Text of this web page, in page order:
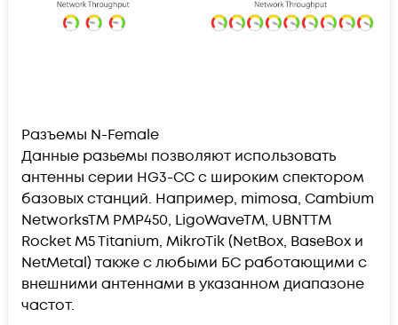
Разъемы N-Female
Данные разьемы позволяют использовать
антенны серии HG3-CC с широким спектором
базовых станций. Например, mimosa, Cambium
NetworksTM PMP450, LigoWaveTM, UBNTTM
Rocket M5 Titanium, MikroTik (NetBox, BaseBox и
NetMetal) также с любыми БС работающими с
внешними антеннами в указанном диапазоне
частот.